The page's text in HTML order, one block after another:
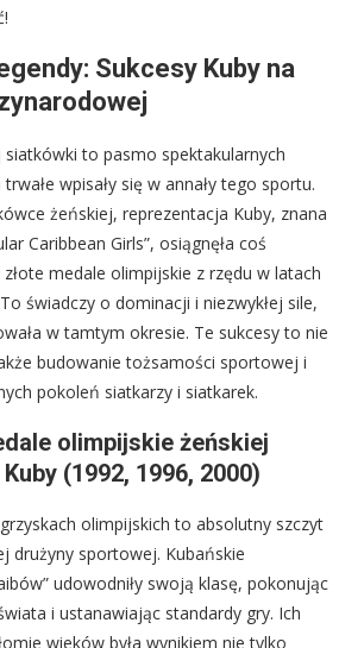
Sukcesy Kuby na
to pasmo spektakularnych
wpisały się w annały tego sportu.
żeńskiej, reprezentacja Kuby, znana
Caribbean Girls”, osiągnęła coś
medale olimpijskie z rzędu w latach
świadczy o dominacji i niezwykłej sile,
w tamtym okresie. Te sukcesy to nie
budowanie tożsamości sportowej i
pokoleń siatkarzy i siatkarek.
olimpijskie żeńskiej
(1992, 1996, 2000)
olimpijskich to absolutny szczyt
drużyny sportowej. Kubańskie
udowodniły swoją klasę, pokonując
i ustanawiając standardy gry. Ich
wieków była wynikiem nie tylko